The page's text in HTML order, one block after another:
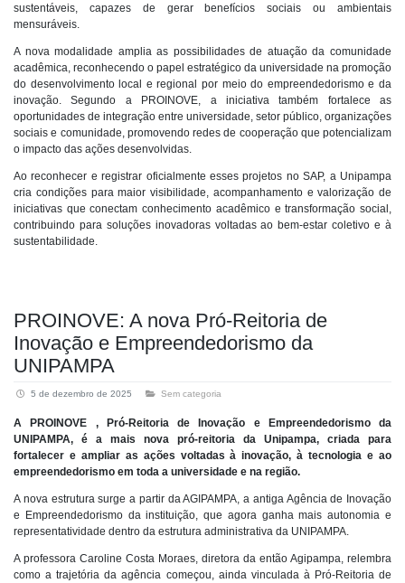
sustentáveis, capazes de gerar benefícios sociais ou ambientais
mensuráveis.
A nova modalidade amplia as possibilidades de atuação da comunidade
acadêmica, reconhecendo o papel estratégico da universidade na promoção
do desenvolvimento local e regional por meio do empreendedorismo e da
inovação. Segundo a PROINOVE, a iniciativa também fortalece as
oportunidades de integração entre universidade, setor público, organizações
sociais e comunidade, promovendo redes de cooperação que potencializam
o impacto das ações desenvolvidas.
Ao reconhecer e registrar oficialmente esses projetos no SAP, a Unipampa
cria condições para maior visibilidade, acompanhamento e valorização de
iniciativas que conectam conhecimento acadêmico e transformação social,
contribuindo para soluções inovadoras voltadas ao bem-estar coletivo e à
sustentabilidade.
PROINOVE: A nova Pró-Reitoria de
Inovação e Empreendedorismo da
UNIPAMPA
5 de dezembro de 2025 Sem categoria
A PROINOVE , Pró-Reitoria de Inovação e Empreendedorismo da
UNIPAMPA, é a mais nova pró-reitoria da Unipampa, criada para
fortalecer e ampliar as ações voltadas à inovação, à tecnologia e ao
empreendedorismo em toda a universidade e na região.
A nova estrutura surge a partir da AGIPAMPA, a antiga Agência de Inovação
e Empreendedorismo da instituição, que agora ganha mais autonomia e
representatividade dentro da estrutura administrativa da UNIPAMPA.
A professora Caroline Costa Moraes, diretora da então Agipampa, relembra
como a trajetória da agência começou, ainda vinculada à Pró-Reitoria de